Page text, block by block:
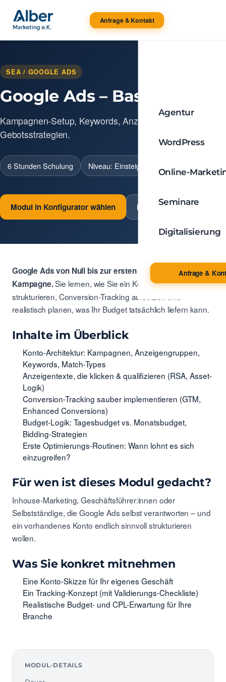
Anfrage & Kontakt
Agentur
WordPress
Online-
Seminare
Digitalisierung
Anfrage &
SEA / GOOGLE ADS
Google Ads – Basics
Kampagnen-Setup, Keywords, Anzeigen, Budget und
Gebotsstrategien.
6 Stunden Schulung Niveau: Einsteiger
Modul in Konfigurator wählen Direkt anfragen
Google Ads von Null bis zur ersten profitablen
Kampagne.Sie lernen, wie Sie ein Konto sauber
strukturieren, Conversion-Tracking aufsetzen und
realistisch planen, was Ihr Budget tatsächlich liefern kann.
Inhalte im Überblick
Konto-Architektur: Kampagnen, Anzeigengruppen,
Keywords, Match-Types
Anzeigentexte, die klicken & qualifizieren (RSA, Asset-
Logik)
Conversion-Tracking sauber implementieren (GTM,
Enhanced Conversions)
Budget-Logik: Tagesbudget vs. Monatsbudget,
Bidding-Strategien
Erste Optimierungs-Routinen: Wann lohnt es sich
einzugreifen?
Für wen ist dieses Modul gedacht?
Inhouse-Marketing, Geschäftsführer:innen oder
Selbstständige, die Google Ads selbst verantworten – und
ein vorhandenes Konto endlich sinnvoll strukturieren
wollen.
Was Sie konkret mitnehmen
Eine Konto-Skizze für Ihr eigenes Geschäft
Ein Tracking-Konzept (mit Validierungs-Checkliste)
Realistische Budget- und CPL-Erwartung für Ihre
Branche
MODUL-DETAILS